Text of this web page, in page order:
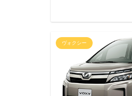
ヴォクシー